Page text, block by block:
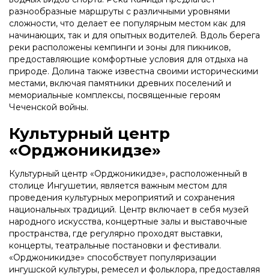
разнообразные маршруты с различными уровнями
сложности, что делает ее популярным местом как для
начинающих, так и для опытных водителей. Вдоль берега
реки расположены кемпинги и зоны для пикников,
предоставляющие комфортные условия для отдыха на
природе. Долина также известна своими историческими
местами, включая памятники древних поселений и
мемориальные комплексы, посвященные героям
Чеченской войны.
Культурный центр
«Орджоникидзе»
Культурный центр «Орджоникидзе», расположенный в
столице Ингушетии, является важным местом для
проведения культурных мероприятий и сохранения
национальных традиций. Центр включает в себя музей
народного искусства, концертные залы и выставочные
пространства, где регулярно проходят выставки,
концерты, театральные постановки и фестивали.
«Орджоникидзе» способствует популяризации
ингушской культуры, ремесел и фольклора, предоставляя